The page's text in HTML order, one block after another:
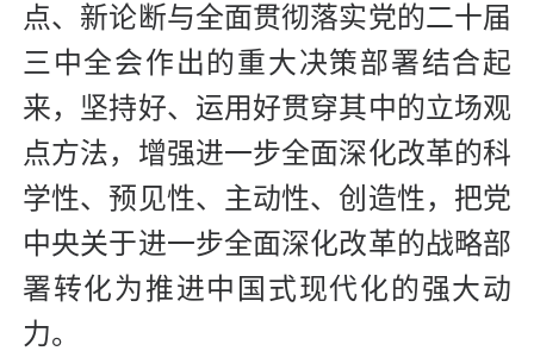
点、新论断与全面贯彻落实党的二十届
三中全会作出的重大决策部署结合起
来，坚持好、运用好贯穿其中的立场观
点方法，增强进一步全面深化改革的科
学性、预见性、主动性、创造性，把党
中央关于进一步全面深化改革的战略部
署转化为推进中国式现代化的强大动
力。